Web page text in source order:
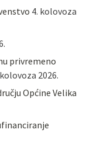
4. kolovoza
privremeno
2026.
Općine Velika